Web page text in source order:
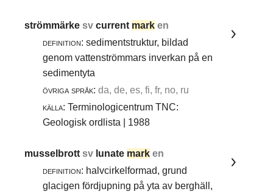
strömmärkesvcurrent mark en
definition: sedimentstruktur, bildad
genom vattenströmmars inverkan på en
sedimentyta
övriga språk: da, de, es, fi, fr, no, ru
källa: Terminologicentrum TNC:
Geologisk ordlista | 1988
musselbrottsv lunate mark en
definition: halvcirkelformad, grund
glacigen fördjupning på yta av berghäll,